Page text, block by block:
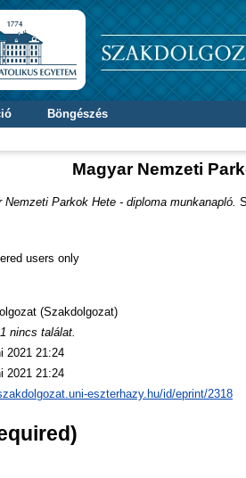
Böngészés
Magyar Nemzeti
Nemzeti Parkok Hete - diploma munkanapló.
users only
(Szakdolgozat)
nincs találat.
2021 21:24
2021 21:24
eszterhazy.hu/id/eprint/2318